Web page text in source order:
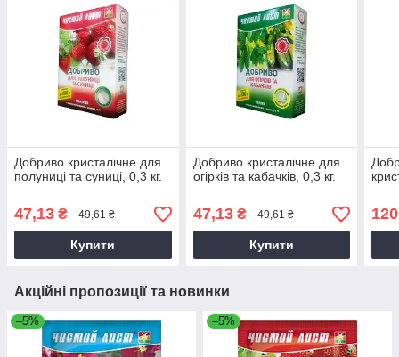
Добриво кристалічне для
полуниці та суниці, 0,3 кг.
47,13 ₴ 49,61 ₴
Купити
Добриво кристалічне для
огірків та кабачків, 0,3 кг.
47,13₴ 49,61 ₴
Купити
Акційні пропозиції та новинки
–5% –5%